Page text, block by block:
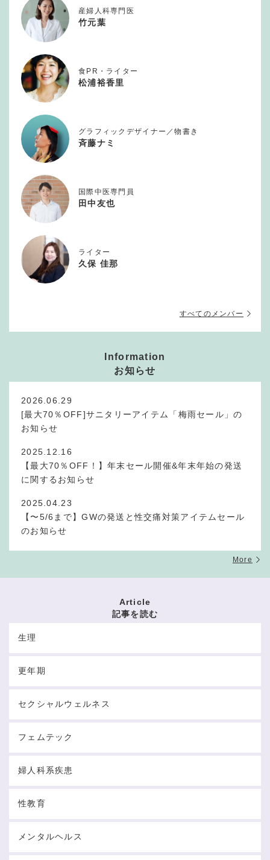
産婦人科専門医
竹元葉
食PR・ライター
松浦裕香里
グラフィックデザイナー／物書き
斉藤ナミ
国際中医専門員
田中友也
ライター
久保 佳那
すべてのメンバー
Information
お知らせ
2026.06.29
[最大70％OFF]サニタリーアイテム「梅雨セール」の
お知らせ
2025.12.16
【最大70％OFF！】年末セール開催&年末年始の発送
に関するお知らせ
2025.04.23
【〜5/6まで】GWの発送と性交痛対策アイテムセール
のお知らせ
More
Article
記事を読む
生理
更年期
セクシャルウェルネス
フェムテック
婦人科系疾患
性教育
メンタルヘルス